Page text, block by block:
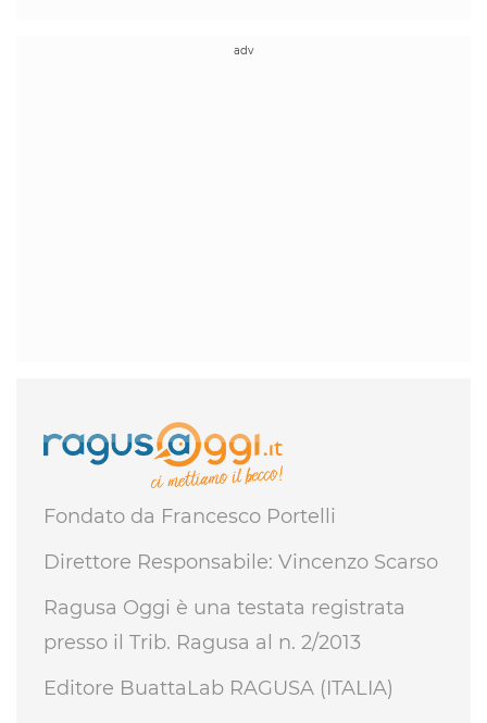
Fondato da Francesco Portelli
Direttore Responsabile: Vincenzo Scarso
Ragusa Oggi è una testata registrata
presso il Trib. Ragusa al n. 2/2013
Editore BuattaLab RAGUSA (ITALIA)